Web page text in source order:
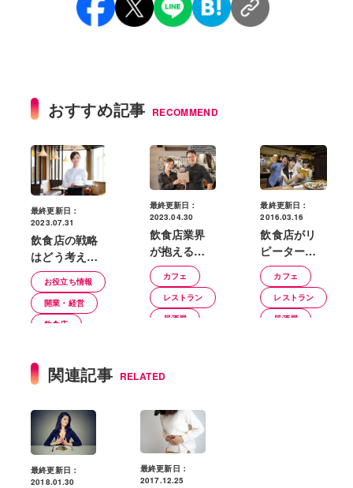
おすすめ記事 RECOMMEND
最終更新日：
2023.07.31
飲食店の戦略
はどう考え
る？成功に導
く計画のポイ
ント
お役立ち情報
開業・経営
飲食店
最終更新日：
2023.04.30
飲食店業界
が抱える課
題とは？解
決するため
の効果的な
対策5選
カフェ
レストラン
居酒屋
最終更新日：
2016.03.16
飲食店がリ
ピーターを
増やす方法
｜繰り返し
来店しても
らえるお店
カフェ
レストラン
居酒屋
関連記事 RELATED
最終更新日：
2018.01.30
最終更新日：
2017.12.25